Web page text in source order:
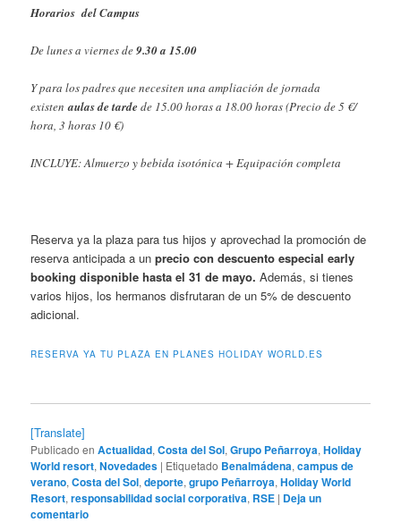
Horarios del Campus
De lunes a viernes de9.30 a 15.00
Y para los padres que necesiten una ampliación de jornada
existenaulas de tardede 15.00 horas a 18.00 horas (Precio de 5 €/
hora, 3 horas 10 €)
INCLUYE: Almuerzo y bebida isotónica + Equipación completa
Reserva ya la plaza para tus hijos y aprovechad la promoción de
reserva anticipada a un precio con descuento especial early
booking disponible hasta el 31 de mayo. Además, si tienes
varios hijos, los hermanos disfrutaran de un 5% de descuento
adicional.
RESERVA YA TU PLAZA EN PLANES HOLIDAY WORLD.ES
[Translate]
Publicado en Actualidad,Costa del Sol,Grupo Peñarroya,Holiday
World resort,Novedades | Etiquetado Benalmádena,campus de
verano,Costa del Sol,deporte,grupo Peñarroya,Holiday World
Resort,responsabilidad social corporativa, RSE | Deja un
comentario